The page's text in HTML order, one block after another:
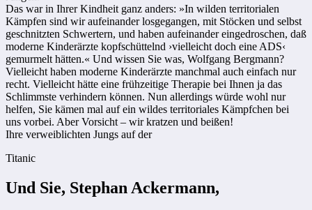
Das war in Ihrer Kindheit ganz anders: »In wilden territorialen
Kämpfen sind wir aufeinander losgegangen, mit Stöcken und selbst
geschnitzten Schwertern, und haben aufeinander eingedroschen, daß
moderne Kinderärzte kopfschüttelnd ›vielleicht doch eine ADS‹
gemurmelt hätten.« Und wissen Sie was, Wolfgang Bergmann?
Vielleicht haben moderne Kinderärzte manchmal auch einfach nur
recht. Vielleicht hätte eine frühzeitige Therapie bei Ihnen ja das
Schlimmste verhindern können. Nun allerdings würde wohl nur
helfen, Sie kämen mal auf ein wildes territoriales Kämpfchen bei
uns vorbei. Aber Vorsicht – wir kratzen und beißen!
Ihre verweiblichten Jungs auf der
Titanic
Und Sie, Stephan Ackermann,